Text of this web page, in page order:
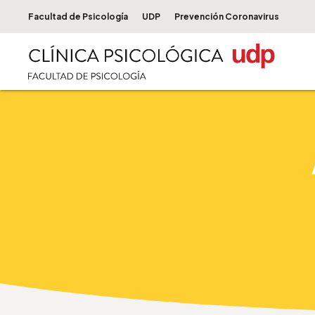
Facultad de Psicología UDP Prevención Coronavirus